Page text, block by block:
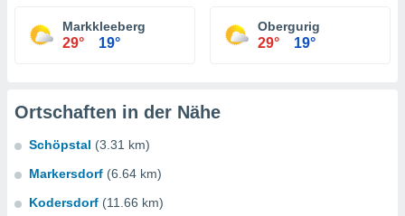
Markkleeberg
29° 19°
Obergurig
29° 19°
Ortschaften in der Nähe
Schöpstal (3.31 km)
Markersdorf (6.64 km)
Kodersdorf (11.66 km)